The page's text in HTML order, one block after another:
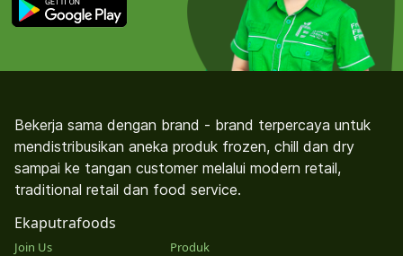
Bekerja sama dengan brand - brand terpercaya untuk
mendistribusikan aneka produk frozen, chill dan dry
sampai ke tangan customer melalui modern retail,
traditional retail dan food service.
Ekaputrafoods
Join Us
Produk